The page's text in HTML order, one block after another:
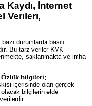
Kaydı, İnternet
Verileri,
durumlarda basılı
Bu tarz veriler KVK
saklanmakta ve imha
Özlük bilgileri;
içerisinde olan gerçek
olacak bilgilerin elde